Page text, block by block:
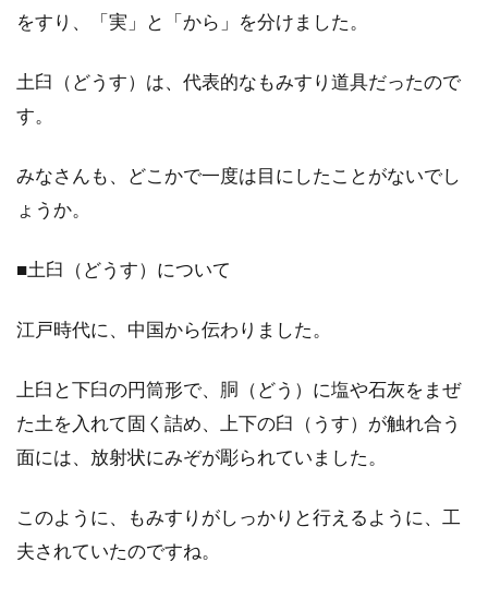
う！ギフトのおすすめは？
は、食の安全に対する意識が高まってきたこと
をすり、「実」と「から」を分けました。
土臼（どうす）は、代表的なもみすり道具だったので
す。
みなさんも、どこかで一度は目にしたことがないでし
ょうか。
■土臼（どうす）について
江戸時代に、中国から伝わりました。
上臼と下臼の円筒形で、胴（どう）に塩や石灰をまぜ
た土を入れて固く詰め、上下の臼（うす）が触れ合う
面には、放射状にみぞが彫られていました。
このように、もみすりがしっかりと行えるように、工
夫されていたのですね。